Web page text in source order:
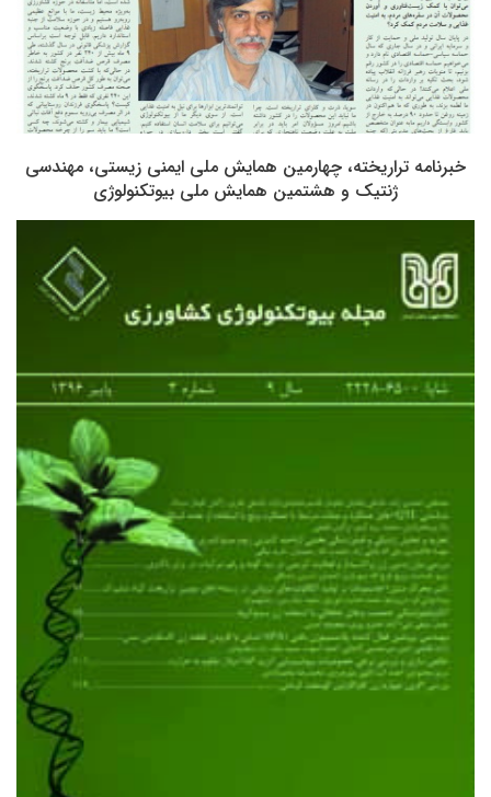
خبرنامه تراریخته، چهارمین همایش ملی ایمنی زیستی، مهندسی
ژنتیک و هشتمین همایش ملی بیوتکنولوژی